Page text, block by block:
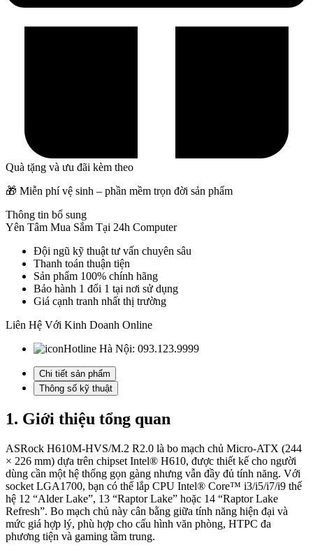
Quà tặng và ưu đãi kèm theo
🎁 Miễn phí vệ sinh – phần mềm trọn đời sản phẩm
Thông tin bổ sung
Yên Tâm Mua Sắm Tại 24h Computer
Đội ngũ kỹ thuật tư vấn chuyên sâu
Thanh toán thuận tiện
Sản phẩm 100% chính hãng
Bảo hành 1 đổi 1 tại nơi sử dụng
Giá cạnh tranh nhất thị trường
Liên Hệ Với Kinh Doanh Online
Hotline Hà Nội: 093.123.9999
Chi tiết sản phẩm
Thông số kỹ thuật
1. Giới thiệu tổng quan
ASRock H610M-HVS/M.2 R2.0 là bo mạch chủ Micro-ATX (244
× 226 mm) dựa trên chipset Intel® H610, được thiết kế cho người
dùng cần một hệ thống gọn gàng nhưng vẫn đầy đủ tính năng. Với
socket LGA1700, bạn có thể lắp CPU Intel® Core™ i3/i5/i7/i9 thế
hệ 12 “Alder Lake”, 13 “Raptor Lake” hoặc 14 “Raptor Lake
Refresh”. Bo mạch chủ này cân bằng giữa tính năng hiện đại và
mức giá hợp lý, phù hợp cho cấu hình văn phòng, HTPC đa
phương tiện và gaming tầm trung.